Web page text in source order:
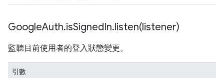
GoogleAuth.isSignedIn.listen(listener)
監聽目前使用者的登入狀態變更。
引數